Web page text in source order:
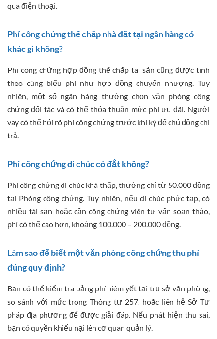
qua điện thoại.
Phí công chứng thế chấp nhà đất tại ngân hàng có
khác gì không?
Phí công chứng hợp đồng thế chấp tài sản cũng được tính
theo cùng biểu phí như hợp đồng chuyển nhượng. Tuy
nhiên, một số ngân hàng thường chọn văn phòng công
chứng đối tác và có thể thỏa thuận mức phí ưu đãi. Người
vay có thể hỏi rõ phí công chứng trước khi ký để chủ động chi
trả.
Phí công chứng di chúc có đắt không?
Phí công chứng di chúc khá thấp, thường chỉ từ 50.000 đồng
tại Phòng công chứng. Tuy nhiên, nếu di chúc phức tạp, có
nhiều tài sản hoặc cần công chứng viên tư vấn soạn thảo,
phí có thể cao hơn, khoảng 100.000 – 200.000 đồng.
Làm sao để biết một văn phòng công chứng thu phí
đúng quy định?
Bạn có thể kiểm tra bảng phí niêm yết tại trụ sở văn phòng,
so sánh với mức trong Thông tư 257, hoặc liên hệ Sở Tư
pháp địa phương để được giải đáp. Nếu phát hiện thu sai,
bạn có quyền khiếu nại lên cơ quan quản lý.